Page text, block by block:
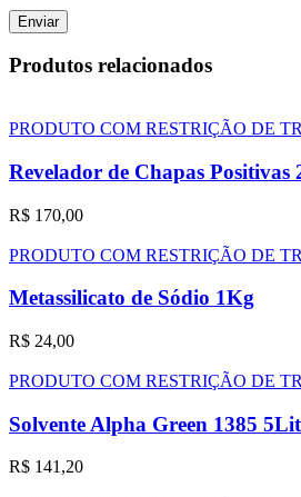
Produtos relacionados
PRODUTO COM RESTRIÇÃO DE
Revelador de Chapas Positivas
R$ 170,00
PRODUTO COM RESTRIÇÃO DE
Metassilicato de Sódio 1Kg
R$ 24,00
PRODUTO COM RESTRIÇÃO DE
Solvente Alpha Green 1385
R$ 141,20